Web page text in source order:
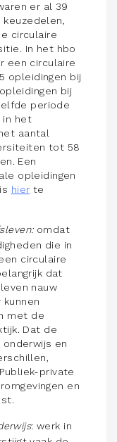
er al 39
circulaire
In het hbo
een circulaire
opleidingen bij
bij
periode
in het
aantal
tot 58
Een
opleidingen
hier te
omdat
die in
circulaire
dat
nauw
met de
Dat de
en
private
en
: werk in